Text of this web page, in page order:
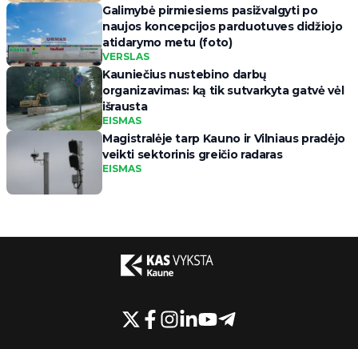
Galimybė pirmiesiems pasižvalgyti po
naujos koncepcijos parduotuves didžiojo
atidarymo metu (foto)
VERSLAS
Kauniečius nustebino darbų
organizavimas: ką tik sutvarkyta gatvė vėl
išrausta
EISMAS
Magistralėje tarp Kauno ir Vilniaus pradėjo
veikti sektorinis greičio radaras
EISMAS